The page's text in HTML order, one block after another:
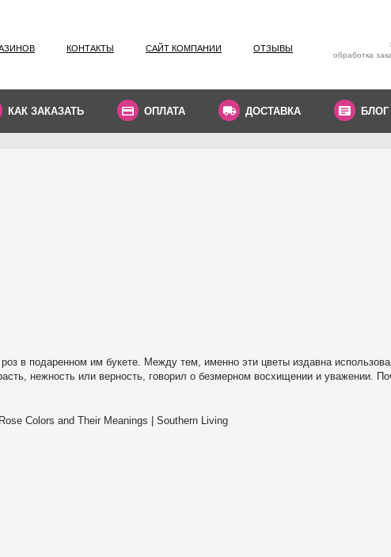
КОНТАКТЫ САЙТ КОМПАНИИ ОТЗЫВЫ
обработка
КАК ЗАКАЗАТЬ ОПЛАТА ДОСТАВКА БЛОГ
в подаренном им букете. Между тем, именно эти цветы издавна
нежность или верность, говорил о безмерном восхищении и уважении.